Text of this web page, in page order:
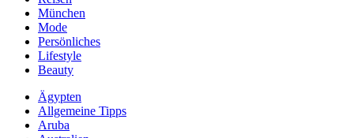
München
Mode
Persönliches
Lifestyle
Beauty
Ägypten
Allgemeine Tipps
Aruba